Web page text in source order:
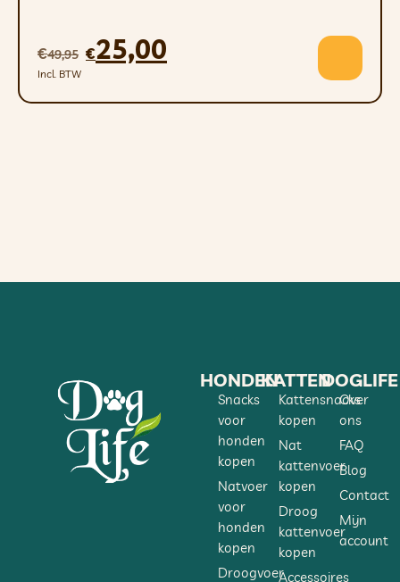
€49,95 €25,00
Incl. BTW
HONDEN
Snacks
voor
honden
kopen
Natvoer
voor
honden
kopen
Droogvoer
KATTEN
Kattensnacks
kopen
Nat
kattenvoer
kopen
Droog
kattenvoer
kopen
Accessoires
DOGLIFE
Over
ons
FAQ
Blog
Contact
Mijn
account